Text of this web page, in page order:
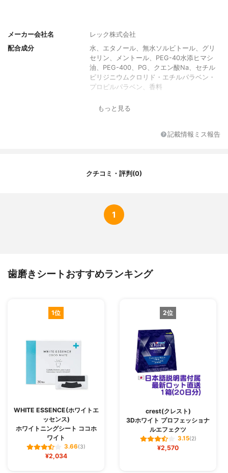
メーカー会社名
レック株式会社
配合成分
水、エタノール、無水ソルビトール、グリ
セリン、メントール、PEG-40水添ヒマシ
油、PEG-400、PG、クエン酸Na、セチル
ピリジニウムクロリド・エチルパラベン・
プロピルパラベン、香料
もっと見る
記載情報ミス報告
クチコミ・評判(0)
1
歯磨きシートおすすめランキング
1位
WHITE ESSENCE(ホワイトエ
ッセンス)
ホワイトニングシート ココホ
ワイト
3.66(3)
¥2,034
2位
crest(クレスト)
3Dホワイト プロフェッショナ
ルエフェクツ
3.15(2)
¥2,570